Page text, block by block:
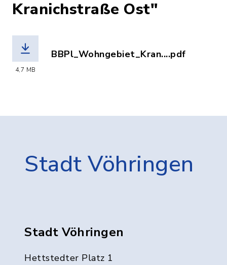
Kranichstraße Ost"
4,7 MB
BBPl_Wohngebiet_Kran....pdf
Stadt Vöhringen
Stadt Vöhringen
Hettstedter Platz 1